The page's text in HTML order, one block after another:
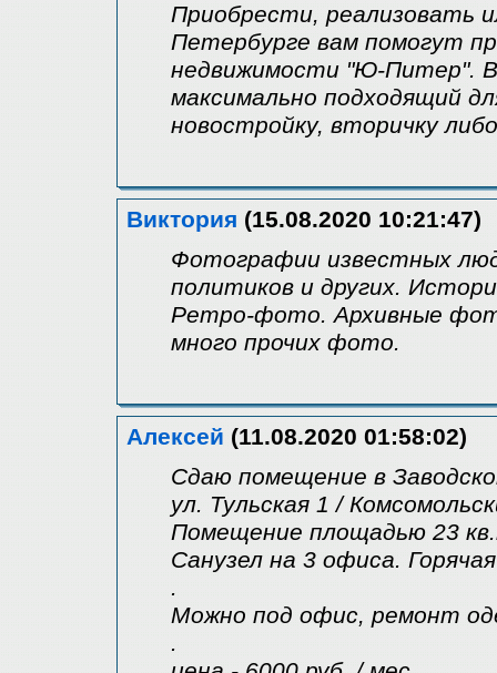
Приобрести, реализовать
Петербурге вам помогут
недвижимости "Ю-Питер".
максимально подходящий
новостройку, вторичку
Виктория (15.08.2020 10:21:47)
Фотографии известных
политиков и других.
Ретро-фото. Архивные
много прочих фото.
Алексей (11.08.2020 01:58:02)
Сдаю помещение в
ул. Тульская 1 /
Помещение площадью 23
Санузел на 3 офиса.
.
Можно под офис, ремонт
.